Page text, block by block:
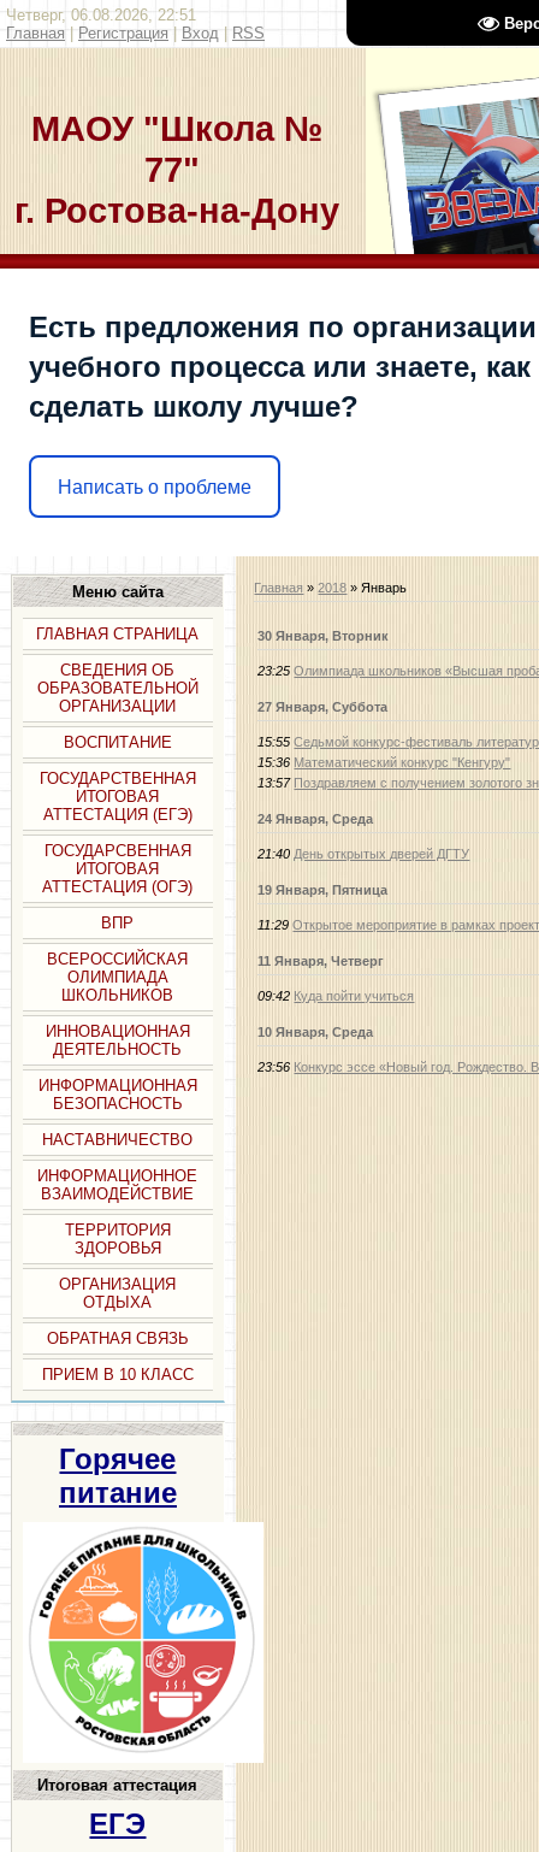
Четверг, 06.08.2026, 22:51
Главная
Регистрация Вход RSS
МАОУ "Школа №
77"
г. Ростова-на-Дону
Есть предложения по организации
учебного процесса или знаете, как
сделать школу лучше?
Написать о проблеме
Меню сайта
ГЛАВНАЯ СТРАНИЦА
СВЕДЕНИЯ ОБ
ОБРАЗОВАТЕЛЬНОЙ
ОРГАНИЗАЦИИ
ВОСПИТАНИЕ
ГОСУДАРСТВЕННАЯ
ИТОГОВАЯ
АТТЕСТАЦИЯ (ЕГЭ)
ГОСУДАРСВЕННАЯ
ИТОГОВАЯ
АТТЕСТАЦИЯ (ОГЭ)
ВПР
ВСЕРОССИЙСКАЯ
ОЛИМПИАДА
ШКОЛЬНИКОВ
ИННОВАЦИОННАЯ
ДЕЯТЕЛЬНОСТЬ
ИНФОРМАЦИОННАЯ
БЕЗОПАСНОСТЬ
НАСТАВНИЧЕСТВО
ИНФОРМАЦИОННОЕ
ВЗАИМОДЕЙСТВИЕ
ТЕРРИТОРИЯ
ЗДОРОВЬЯ
ОРГАНИЗАЦИЯ
ОТДЫХА
ОБРАТНАЯ СВЯЗЬ
ПРИЕМ В 10 КЛАСС
Горячее
питание
Итоговая аттестация
ЕГЭ
Главная »2018 » Январь
30 Января, Вторник
23:25 Олимпиада школьников «Высшая
27 Января, Суббота
15:55 Седьмой конкурс-фестиваль
15:36 Математический конкурс "Кенгуру"
13:57 Поздравляем с получением золотого
24 Января, Среда
21:40 День открытых дверей ДГТУ
19 Января, Пятница
11:29 Открытое мероприятие в рамках
11 Января, Четверг
09:42 Куда пойти учиться
10 Января, Среда
23:56 Конкурс эссе «Новый год. Рождество.